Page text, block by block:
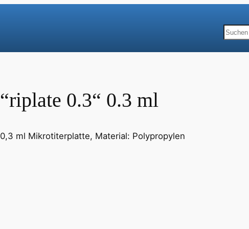
Suchen
“riplate 0.3“ 0.3 ml
0,3 ml Mikrotiterplatte, Material: Polypropylen